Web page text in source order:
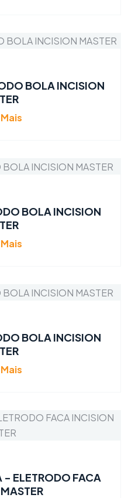
BOLA INCISION
BOLA INCISION
BOLA INCISION
ELETRODO FACA